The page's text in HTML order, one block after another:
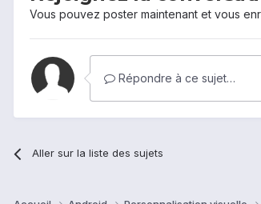
Vous pouvez poster maintenant et vous
Répondre à ce sujet…
Aller sur la liste des sujets